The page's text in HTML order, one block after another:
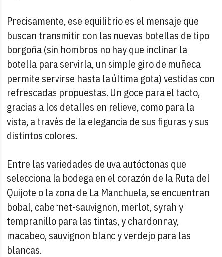
Precisamente, ese equilibrio es el mensaje que
buscan transmitir con las nuevas botellas de tipo
borgoña (sin hombros no hay que inclinar la
botella para servirla, un simple giro de muñeca
permite servirse hasta la última gota) vestidas con
refrescadas propuestas. Un goce para el tacto,
gracias a los detalles en relieve, como para la
vista, a través de la elegancia de sus figuras y sus
distintos colores.
Entre las variedades de uva autóctonas que
selecciona la bodega en el corazón de la Ruta del
Quijote o la zona de La Manchuela, se encuentran
bobal, cabernet-sauvignon, merlot, syrah y
tempranillo para las tintas, y chardonnay,
macabeo, sauvignon blanc y verdejo para las
blancas.